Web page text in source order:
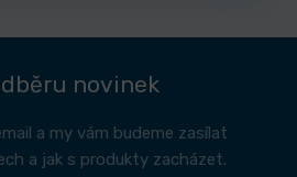
novinek
a my vám budeme zasílat
a jak s produkty zacházet.